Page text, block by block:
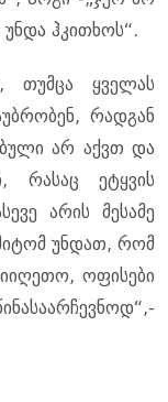
ჰკითხოს“.
თუმცა ყველას
რადგან
არ აქვთ და
ეტყვის
არის მესამე
უნდათ, რომ
ოფისები